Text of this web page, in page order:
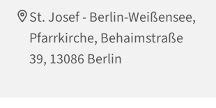
St. Josef - Berlin-Weißensee,
Pfarrkirche, Behaimstraße
39, 13086 Berlin